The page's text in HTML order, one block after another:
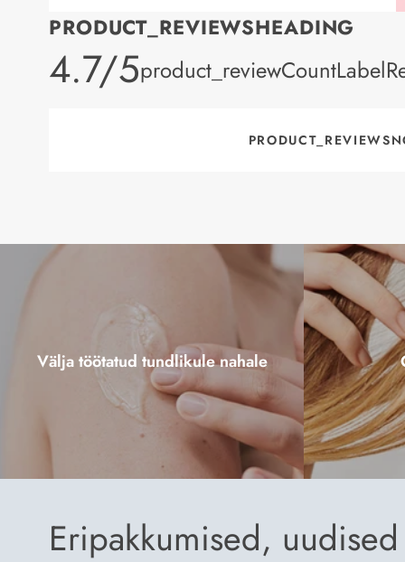
PRODUCT_REVIEWSHEADING
product_rating
4.7/5
Välja töötatud tundlikule nahale
Eripakkumised,